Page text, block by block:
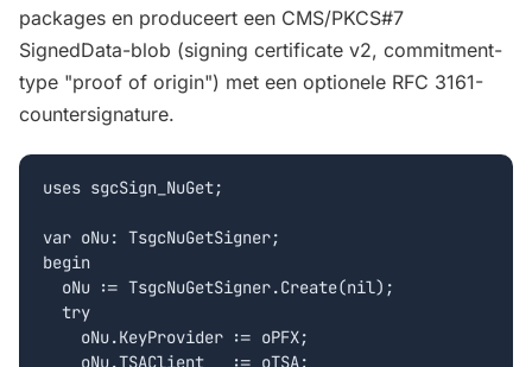
packages en produceert een CMS/PKCS#7
SignedData-blob (signing certificate v2, commitment-
type "proof of origin") met een optionele RFC 3161-
countersignature.
uses sgcSign_NuGet;
var oNu: TsgcNuGetSigner;
begin
  oNu := TsgcNuGetSigner.Create(nil);
  try
    oNu.KeyProvider := oPFX;
    oNu.TSAClient   := oTSA;